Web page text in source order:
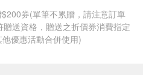
券(單筆不累贈，請注意訂單
送資格，贈送之折價券消費指定
優惠活動合併使用)